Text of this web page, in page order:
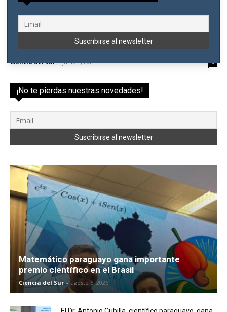
Organizan inédito taller de tesis en ciencias
sociales
Ciencia del Sur - junio 4, 2024 0
¡No te pierdas nuestras novedades!
Matemático paraguayo gana importante
premio científico en el Brasil
Ciencia del Sur - agosto 6, 2026